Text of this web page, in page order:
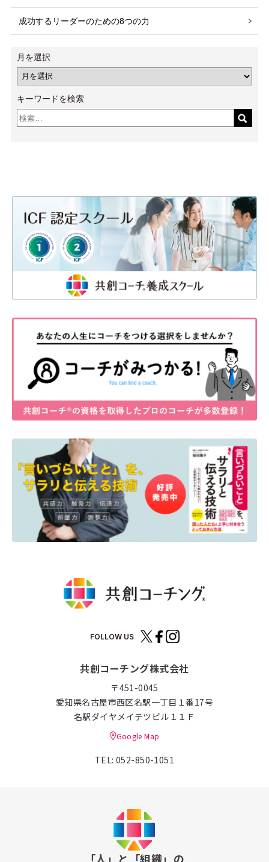
成功するリーダーのための8つの力
月を選択
キーワードを検索
FOLLOW US
共創コーチング株式会社
〒451-0045
愛知県名古屋市西区名駅一丁目１番17号
名駅ダイヤメイテツビル１１Ｆ
Google Map
TEL: 052-850-1051
「人」と「組織」の